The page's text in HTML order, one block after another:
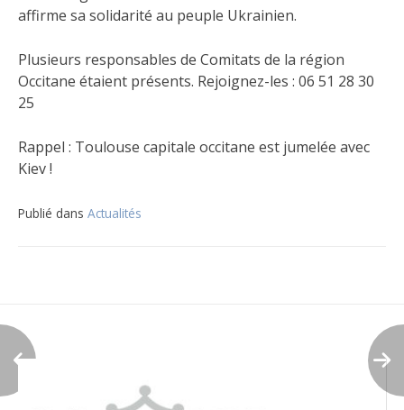
affirme sa solidarité au peuple Ukrainien.
Plusieurs responsables de Comitats de la région
Occitane étaient présents. Rejoignez-les : 06 51 28 30
25
Rappel : Toulouse capitale occitane est jumelée avec
Kiev !
Publié dans Actualités
l’article